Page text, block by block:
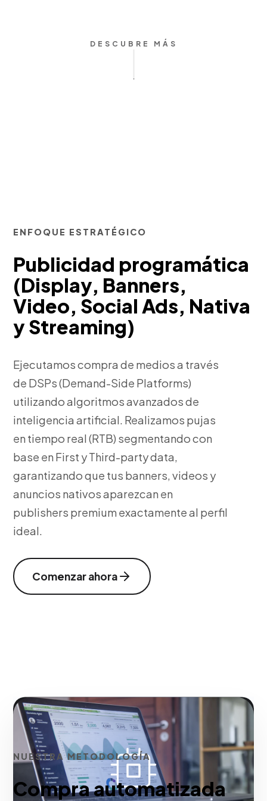
DESCUBRE MÁS
ENFOQUE ESTRATÉGICO
Publicidad programática
(Display, Banners,
Video, Social Ads, Nativa
y Streaming)
Ejecutamos compra de medios a través
de DSPs (Demand-Side Platforms)
utilizando algoritmos avanzados de
inteligencia artificial. Realizamos pujas
en tiempo real (RTB) segmentando con
base en First y Third-party data,
garantizando que tus banners, videos y
anuncios nativos aparezcan en
publishers premium exactamente al perfil
ideal.
Comenzar ahora
NUESTRA METODOLOGÍA
Compra automatizada